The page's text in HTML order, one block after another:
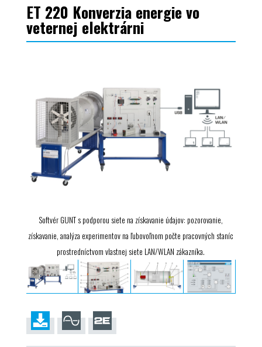
ET 220 Konverzia energie vo
veternej elektrárni
Softvér GUNT s podporou siete na získavanie údajov: pozorovanie,
získavanie, analýza experimentov na ľubovoľnom počte pracovných staníc
prostredníctvom vlastnej siete LAN/WLAN zákazníka.